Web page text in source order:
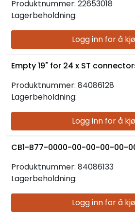
Produktnummer: 22653018
Lagerbeholdning:
Logg inn for å
Empty 19" for 24 x ST
Produktnummer: 84086128
Lagerbeholdning:
Logg inn for å
CB1-B77-0000-00-00-00-00-
Produktnummer: 84086133
Lagerbeholdning:
Logg inn for å